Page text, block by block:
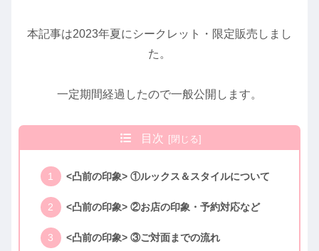
本記事は2023年夏にシークレット・限定販売しまし
た。
一定期間経過したので一般公開します。
目次
<凸前の印象> ①ルックス＆スタイルについて
<凸前の印象> ②お店の印象・予約対応など
<凸前の印象> ③ご対面までの流れ